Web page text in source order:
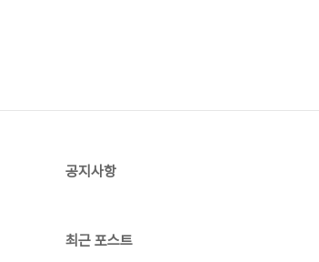
공지사항
최근 포스트